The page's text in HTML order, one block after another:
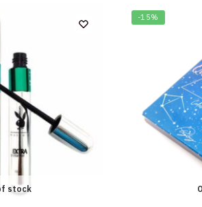
stock
-15%